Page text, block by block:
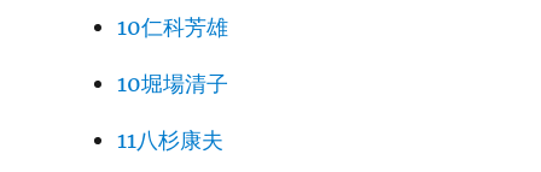
10仁科芳雄
10堀場清子
11八杉康夫